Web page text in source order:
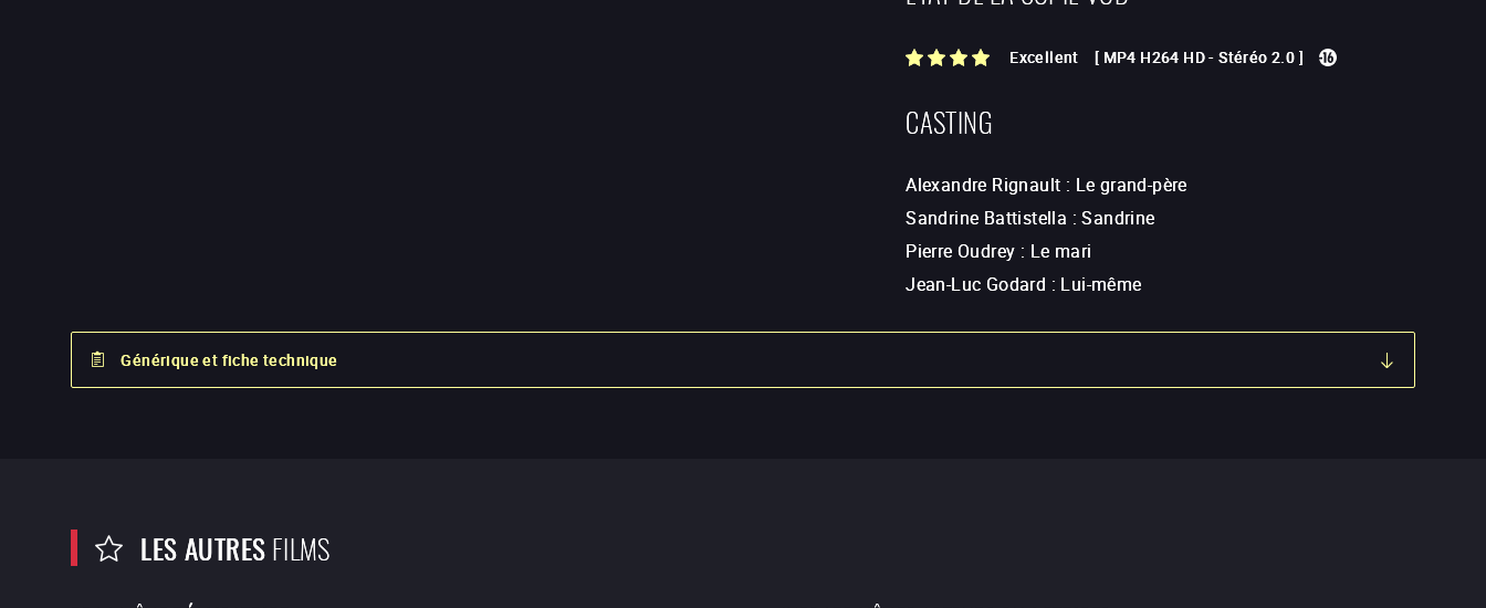
Excellent [ MP4 H264 HD-Stéréo 2.0 ]
CASTING
Alexandre Rignault : Le grand-père
Sandrine Battistella :Sandrine
Pierre Oudrey : Le mari
Jean-Luc Godard : Lui-même
Générique et fiche technique
LES AUTRESFILMS